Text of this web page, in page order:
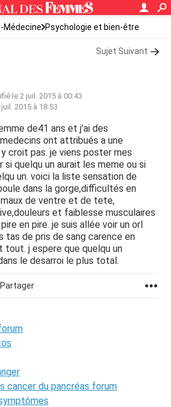
Médecine Psychologie et bien-être
Sujet Suivant
le 2 juil. 2015 à 00:43
juil. 2015 à 18:53
de41 ans et j'ai des
ont attribués a une
croit pas. je viens poster mes
quelqu un aurait les meme ou si
un. voici la liste sensation de
dans la gorge,difficultés en
de ventre et de tete,
et faiblesse musculaires
en pire. je suis allée voir un orl
tas de pris de sang carence en
tout. j espere que quelqu un
le desarroi le plus total.
Partager
cancer du pancréas forum